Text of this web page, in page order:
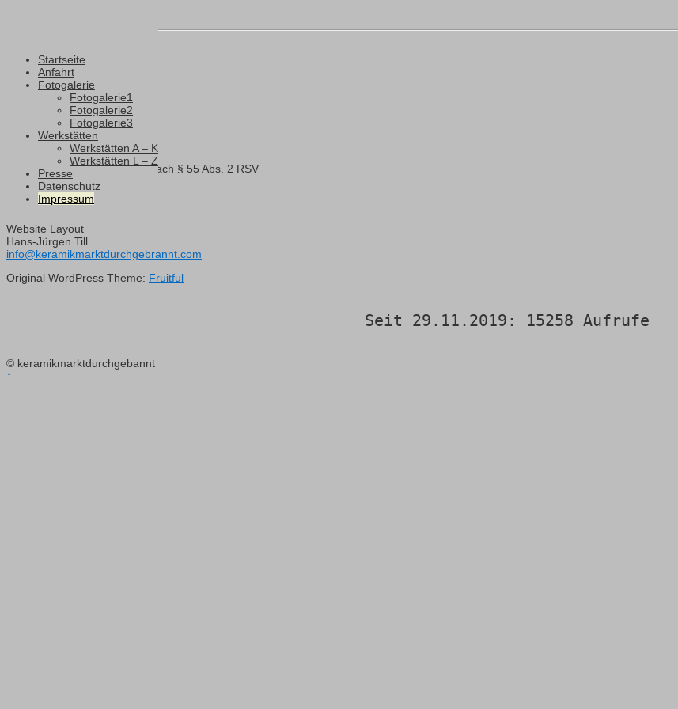
Startseite
Anfahrt
Fotogalerie
Fotogalerie1
Fotogalerie2
Fotogalerie3
Werkstätten
Werkstätten A – K
Werkstätten L – Z
Presse
Datenschutz
Impressum
Karl-Heinz Till
Hofgut Appenborn
35466 Rabenau
Tel.: +49 (0) 6407 1293
Karl-Heinz-Till@t-online.de
Verantwortlich für den Inhalt nach § 55 Abs. 2 RSV
Karl-Heinz Till
(Adresse wie oben)
Website Layout
Hans-Jürgen Till
info@keramikmarktdurchgebrannt.com
Original WordPress Theme: Fruitful
Seit 29.11.2019: 15258 Aufrufe
© keramikmarktdurchgebannt
↑